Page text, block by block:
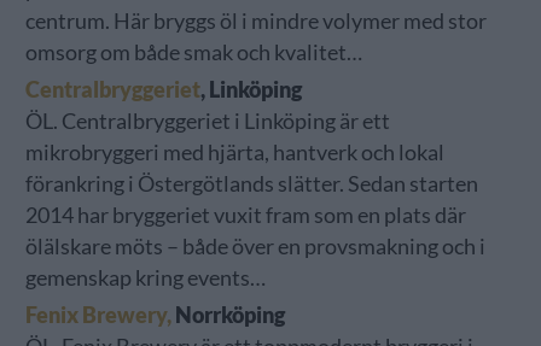
centrum. Här bryggs öl i mindre volymer med stor
omsorg om både smak och kvalitet…
Centralbryggeriet, Linköping
ÖL. Centralbryggeriet i Linköping är ett
mikrobryggeri med hjärta, hantverk och lokal
förankring i Östergötlands slätter. Sedan starten
2014 har bryggeriet vuxit fram som en plats där
ölälskare möts – både över en provsmakning och i
gemenskap kring events…
Fenix Brewery,Norrköping